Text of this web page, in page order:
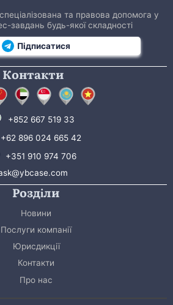
та правова допомога у
завдань будь-якої складності
Підписатися
Контакти
+852 667 519 33
+62 896 024 665 42
+351 910 974 706
Розділи
Новини
Послуги компанії
Юрисдикції
Контакти
Про нас